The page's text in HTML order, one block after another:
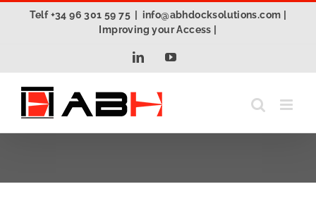
Saltar
Telf +34 96 301 59 75
info@abhdocksolutions.com |
Improving your Access |
LinkedInYouTube